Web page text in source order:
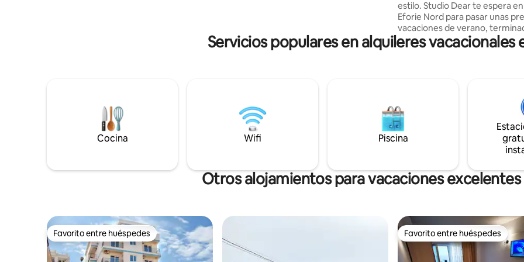
estilo. Studio Dear te espera
Eforie Nord para pasar unas
vacaciones de verano,
año, 2023, situado en un nuevo
residencial, en una zona
gratuito, cocina equipada,
equipada, baño, balcón, aire
acondicionado,
¡Me encantará!
Servicios populares en alquileres vacacionales
Cocina Wifi Piscina
Otros alojamientos para vacaciones
Favorito entre huéspedes
Favorito entre huéspedes Favorito entre huéspedes
Favorito entre huéspedes